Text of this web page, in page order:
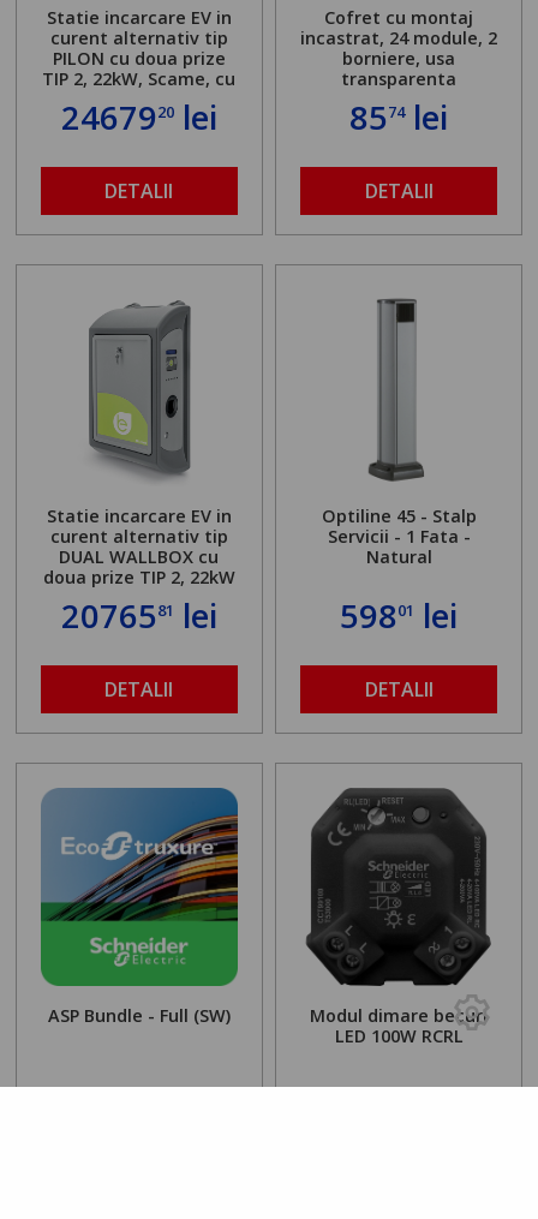
Statie incarcare EV in
curent alternativ tip
PILON cu doua prize
TIP 2, 22kW, Scame, cu
server local
2467920lei
DETALII
Cofret cu montaj
incastrat, 24 module, 2
borniere, usa
transparenta
8574lei
DETALII
Statie incarcare EV in
curent alternativ tip
DUAL WALLBOX cu
doua prize TIP 2, 22kW
2076581 lei
DETALII
Optiline 45 - Stalp
Servicii - 1 Fata -
Natural
59801 lei
DETALII
ASP Bundle - Full (SW)
Modul dimare becuri
LED 100W RCRL